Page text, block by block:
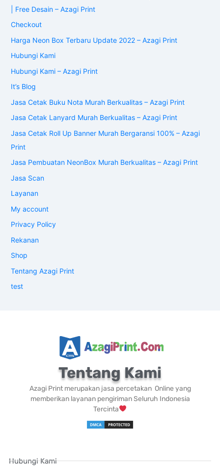
| Free Desain – Azagi Print
Checkout
Harga Neon Box Terbaru Update 2022 – Azagi Print
Hubungi Kami
Hubungi Kami – Azagi Print
It’s Blog
Jasa Cetak Buku Nota Murah Berkualitas – Azagi Print
Jasa Cetak Lanyard Murah Berkualitas – Azagi Print
Jasa Cetak Roll Up Banner Murah Bergaransi 100% – Azagi
Print
Jasa Pembuatan NeonBox Murah Berkualitas – Azagi Print
Jasa Scan
Layanan
My account
Privacy Policy
Rekanan
Shop
Tentang Azagi Print
test
Tentang Kami
Azagi Print merupakan jasa percetakan Online yang
memberikan layanan pengiriman Seluruh Indonesia
Tercinta
Hubungi Kami